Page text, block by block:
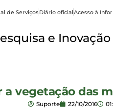
de ServiçosDiário oficialAcesso à
e
vegetação das
Suporte 22/10/2016